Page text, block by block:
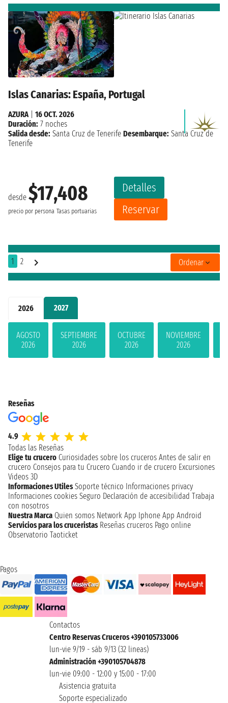
2026 2027
AGOSTO
2026
SEPTIEMBRE
2026
OCTUBRE
2026
NOVIEMBRE
2026
Islas Canarias: España, Portugal
desde $17,408
precio por persona Tasas portuarias
Detalles
Reservar
AZURA
16 OCT. 2026
Duración: 7 noches
Salida desde: Santa Cruz de Tenerife Desembarque: Santa Cruz de
Tenerife
1 2 Ordenar
Reseñas
4.9
Todas las Reseñas
Elige tu crucero Curiosidades sobre los cruceros Antes de salir en
crucero Consejos para tu Crucero Cuando ir de crucero Excursiones
Videos 3D
Informaciones Utiles Soporte técnico Informaciones privacy
Informaciones cookies Seguro Declaración de accesibilidad Trabaja
con nosotros
Nuestra Marca Quien somos Network App Iphone App Android
Servicios para los cruceristas Reseñas cruceros Pago online
Observatorio Taoticket
Pagos
Contactos
Centro Reservas Cruceros +390105733006
lun-vie 9/19 - sáb 9/13 (32 lineas)
Administración +390105704878
lun-vie 09:00 - 12:00 y 15:00 - 17:00
Asistencia gratuita
Soporte especializado